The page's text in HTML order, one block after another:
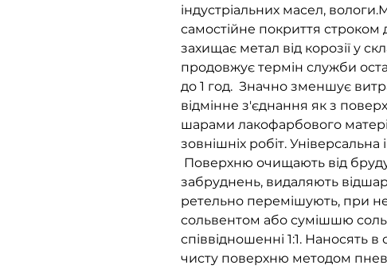
індустріальних масел,
самостійне покриття строком
захищає метал від корозії у
продовжує термін служби
до 1 год. Значно зменшує
відмінне з'єднання як з
шарами лакофарбового
зовнішніх робіт. Універсальна
Поверхню очищають від
забруднень, видаляють
ретельно перемішують, при
сольвентом або сумішшю
співвідношенні 1:1. Наносять
чисту поверхню методом